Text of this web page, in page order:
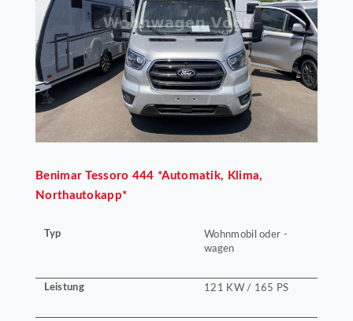
Benimar Tessoro 444 *Automatik, Klima,
Northautokapp*
Typ
Wohnmobil oder -
wagen
Leistung 121 KW / 165 PS